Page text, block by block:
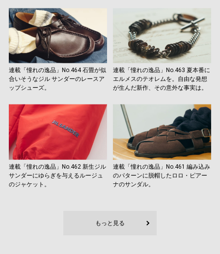
連載「憧れの逸品」No.464 石畳が似
合いそうなジル サンダーのレースア
ップシューズ。
連載「憧れの逸品」No.463 夏本番に
エルメスのテオレムを。自由な発想
が生んだ新作、その意外な事実は。
連載「憧れの逸品」No.462 新生ジル
サンダーにゆらぎを与えるルージュ
のジャケット。
連載「憧れの逸品」No.461 編み込み
のパターンに脱帽したロロ・ピアー
ナのサンダル。
もっと見る